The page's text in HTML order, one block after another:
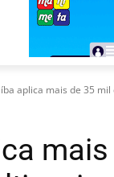
aplica mais de 35